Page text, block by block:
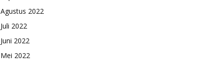
Agustus 2022
Juli 2022
Juni 2022
Mei 2022